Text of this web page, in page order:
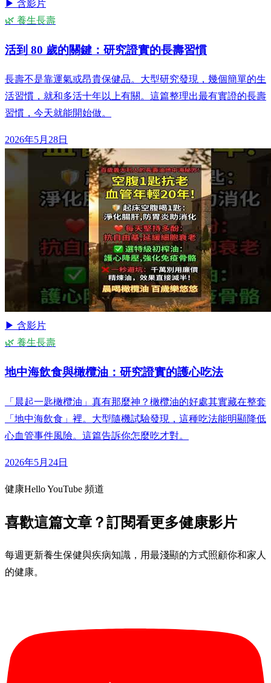
▶ 含影片
🌿 養生長壽
活到 80 歲的關鍵：研究證實的長壽習慣
長壽不是靠運氣或昂貴保健品。大型研究發現，幾個簡單的生
活習慣，就和多活十年以上有關。這篇整理出最有實證的長壽
習慣，今天就能開始做。
2026年5月28日
▶ 含影片
🌿 養生長壽
地中海飲食與橄欖油：研究證實的護心吃法
「晨起一匙橄欖油」真有那麼神？橄欖油的好處其實藏在整套
「地中海飲食」裡。大型隨機試驗發現，這種吃法能明顯降低
心血管事件風險。這篇告訴你怎麼吃才對。
2026年5月24日
健康Hello YouTube 頻道
喜歡這篇文章？訂閱看更多健康影片
每週更新養生保健與疾病知識，用最淺顯的方式照顧你和家人
的健康。